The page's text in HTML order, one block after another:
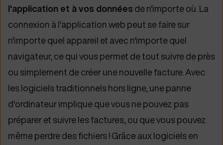
l'application et à vos données de n'importe où. La
connexion à l'application web peut se faire sur
n'importe quel appareil et avec n'importe quel
navigateur, ce qui vous permet de tout suivre de près
ou simplement de créer une nouvelle facture. Avec
les logiciels traditionnels hors ligne, une panne
d'ordinateur implique que vous ne pouvez pas
préparer et suivre les factures, ou que vous pouvez
même perdre des fichiers ! Grâce aux logiciels en